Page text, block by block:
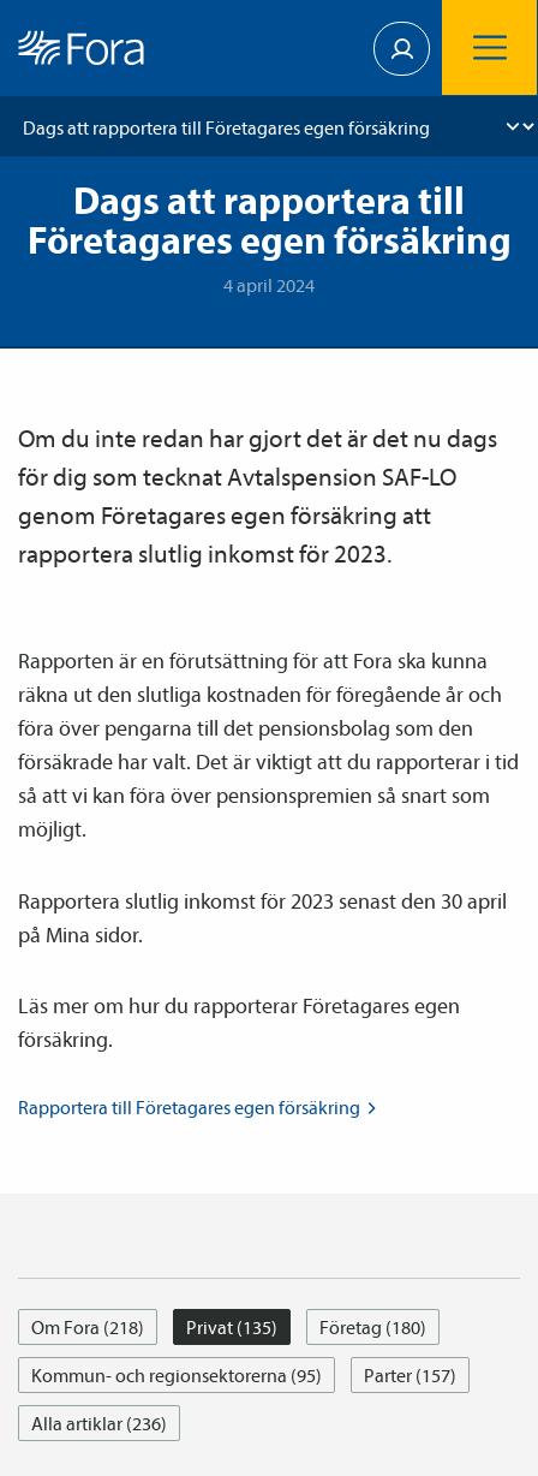
Dags att rapportera till
Företagares egen försäkring
4 april 2024
Om du inte redan har gjort det är det nu dags
för dig som tecknat Avtals­pension SAF-LO
genom Företagares egen försäkring att
rapportera slutlig inkomst för 2023.
Rapporten är en förutsättning för att Fora ska kunna
räkna ut den slutliga kostnaden för föregående år och
föra över pengarna till det pensions­bolag som den
försäkrade har valt. Det är viktigt att du rapporterar i tid
så att vi kan föra över pensions­premien så snart som
möjligt.
Rapportera slutlig inkomst för 2023 senast den 30 april
på Mina sidor.
Läs mer om hur du rapporterar Företagares egen
försäkring.
Rapportera till Företagares egen försäkring
Om Fora (218) Privat (135)
Företag (180)
Kommun- och regionsektorerna (95)
Parter (157)
Alla artiklar (236)